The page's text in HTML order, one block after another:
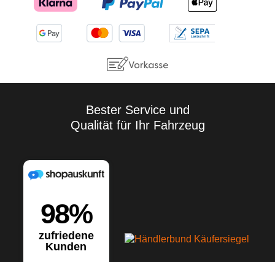
Bester Service und
Qualität für Ihr Fahrzeug